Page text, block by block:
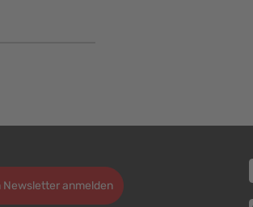
Newsletter anmelden